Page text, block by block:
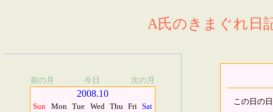
A氏のきまぐれ日
前の月 今日 次の月
2008.10
Sun Mon Tue Wed Thu Fri Sat
この日の